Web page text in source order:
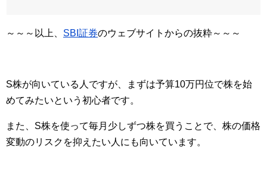
～～～以上、 SBI証券のウェブサイトからの抜粋～～～
S株が向いている人ですが、まずは予算10万円位で株を始
めてみたいという初心者です。
また、S株を使って毎月少しずつ株を買うことで、株の価格
変動のリスクを抑えたい人にも向いています。